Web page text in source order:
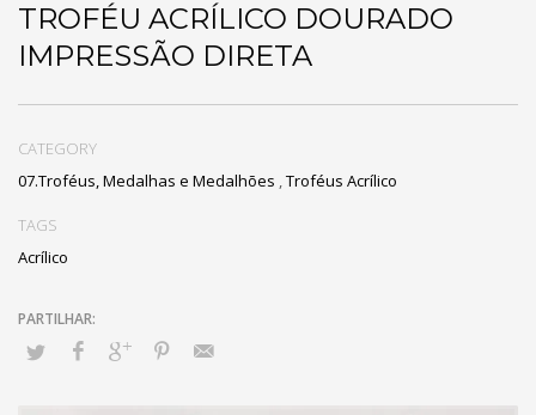
TROFÉU ACRÍLICO DOURADO
IMPRESSÃO DIRETA
CATEGORY
07.Troféus, Medalhas e Medalhões ,Troféus Acrílico
TAGS
Acrílico